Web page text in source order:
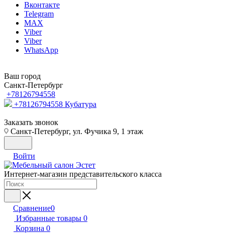
Вконтакте
Telegram
MAX
Viber
Viber
WhatsApp
Ваш город
Санкт-Петербург
+78126794558
+78126794558 Кубатура
Заказать звонок
Санкт-Петербург, ул. Фучика 9, 1 этаж
Войти
Интернет-магазин представительского класса
Сравнение0
Избранные товары 0
Корзина 0